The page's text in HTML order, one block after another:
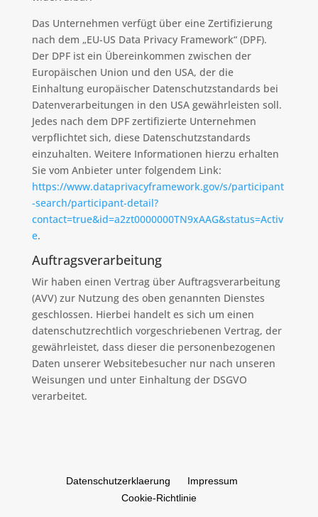
Das Unternehmen verfügt über eine Zertifizierung
nach dem „EU-US Data Privacy Framework“ (DPF).
Der DPF ist ein Übereinkommen zwischen der
Europäischen Union und den USA, der die
Einhaltung europäischer Datenschutzstandards bei
Datenverarbeitungen in den USA gewährleisten soll.
Jedes nach dem DPF zertifizierte Unternehmen
verpflichtet sich, diese Datenschutzstandards
einzuhalten. Weitere Informationen hierzu erhalten
Sie vom Anbieter unter folgendem Link:
https://www.dataprivacyframework.gov/s/participant
-search/participant-detail?
contact=true&id=a2zt0000000TN9xAAG&status=Activ
e.
Auftragsverarbeitung
Wir haben einen Vertrag über Auftragsverarbeitung
(AVV) zur Nutzung des oben genannten Dienstes
geschlossen. Hierbei handelt es sich um einen
datenschutzrechtlich vorgeschriebenen Vertrag, der
gewährleistet, dass dieser die personenbezogenen
Daten unserer Websitebesucher nur nach unseren
Weisungen und unter Einhaltung der DSGVO
verarbeitet.
Datenschutzerklaerung
Impressum
Cookie-Richtlinie